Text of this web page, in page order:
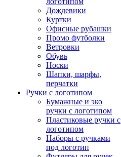
Дождевики
Куртки
Офисные рубашки
Промо футболки
Ветровки
Обувь
Носки
Шапки, шарфы,
перчатки
Ручки с логотипом
Бумажные и эко
ручки с логотипом
Пластиковые ручки с
логотипом
Наборы с ручками
под логотип